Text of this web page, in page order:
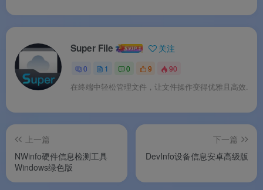
源要求极低，主流安卓中低配置手机也能流
畅运行。v1.5.5 版本最低要求 Android 6.0。
版本区别
版本区别
总结：高级解锁版适合追求无广告、全功能
解锁、NAS 深度管控 的用户；对于需要官方
Super File 关注
0 1 0 9 90
在终端中轻松管理文件，让文件操作变得优雅且高效.
上一篇
NWinfo硬件信息检测工具
Windows绿色版
下一篇
DevInfo设备信息安卓高级版